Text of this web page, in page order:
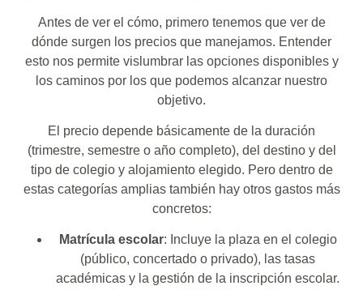
Antes de ver el cómo, primero tenemos que ver de
dónde surgen los precios que manejamos. Entender
esto nos permite vislumbrar las opciones disponibles y
los caminos por los que podemos alcanzar nuestro
objetivo.
El precio depende básicamente de la duración
(trimestre, semestre o año completo), del destino y del
tipo de colegio y alojamiento elegido. Pero dentro de
estas categorías amplias también hay otros gastos más
concretos:
Matrícula escolar: Incluye la plaza en el colegio
(público, concertado o privado), las tasas
académicas y la gestión de la inscripción escolar.